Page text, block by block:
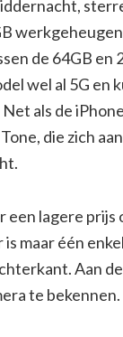
de 64GB en
wel al 5G en
als de
die zich
een lagere prijs
maar één
Aan
te bekennen.